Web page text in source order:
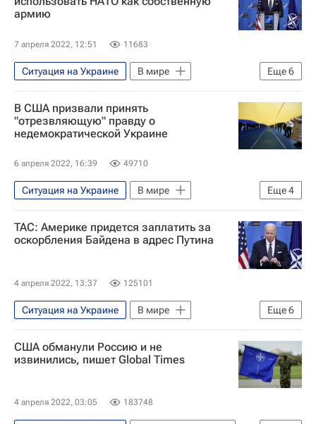
армию
7 апреля 2022, 12:51 11683
Еще6
Ситуация на Украине
В мире
Чжан Цзюнь
Россия
Вашингтон (город)
США
ООН
В США призвали принять
"отрезвляющую" правду о
недемократической Украине
6 апреля 2022, 16:39 49710
Еще4
Ситуация на Украине
В мире
Владимир Путин
США
Россия
Луганская Народная Республика
TAC: Америке придется заплатить за
оскорбления Байдена в адрес Путина
4 апреля 2022, 13:37 125101
Еще6
Ситуация на Украине
В мире
Марк Милли
Джон Маккейн (политик)
Валерий Герасимов
Франция
США обманули Россию и не
извинились, пишет Global Times
4 апреля 2022, 03:05 183748